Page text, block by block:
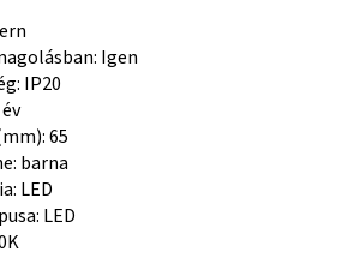
Igen
IP20
65
barna
LED
LED